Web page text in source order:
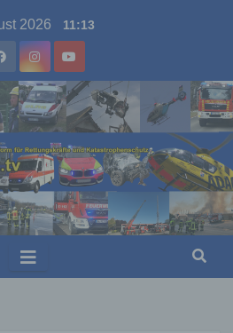
2026 11:13